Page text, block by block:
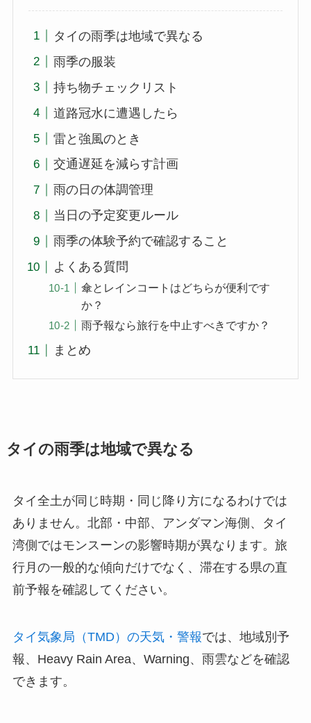
タイの雨季は地域で異なる
雨季の服装
持ち物チェックリスト
道路冠水に遭遇したら
雷と強風のとき
交通遅延を減らす計画
雨の日の体調管理
当日の予定変更ルール
雨季の体験予約で確認すること
よくある質問
傘とレインコートはどちらが便利です
か？
雨予報なら旅行を中止すべきですか？
まとめ
タイの雨季は地域で異なる
タイ全土が同じ時期・同じ降り方になるわけでは
ありません。北部・中部、アンダマン海側、タイ
湾側ではモンスーンの影響時期が異なります。旅
行月の一般的な傾向だけでなく、滞在する県の直
前予報を確認してください。
タイ気象局（TMD）の天気・警報では、地域別予
報、Heavy Rain Area、Warning、雨雲などを確認
できます。